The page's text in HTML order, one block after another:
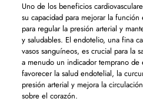
Uno de los beneficios
su capacidad para mejorar la
para regular la presión arterial y
y saludables. El endotelio, una fina
vasos sanguíneos, es crucial para la
a menudo un indicador temprano de
favorecer la salud endotelial, la
presión arterial y mejora la
sobre el corazón.